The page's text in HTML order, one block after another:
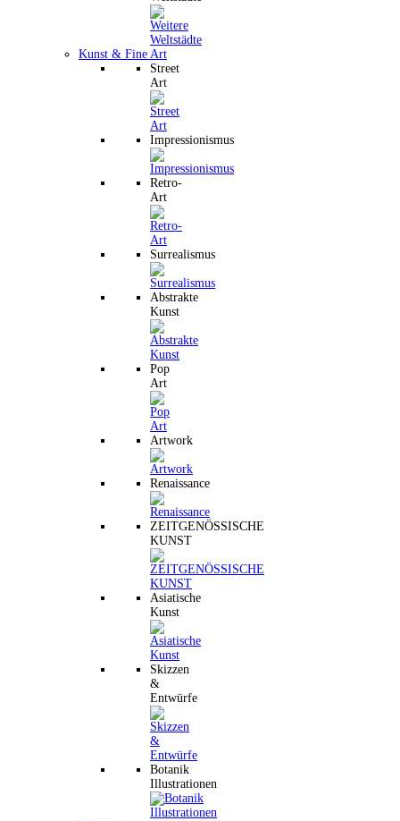
Kunst & Fine Art
Street
Art
Impressionismus
Retro-
Art
Surrealismus
Abstrakte
Kunst
Pop
Art
Artwork
Renaissance
ZEITGENÖSSISCHE
KUNST
Asiatische
Kunst
Skizzen
&
Entwürfe
Botanik
Illustrationen